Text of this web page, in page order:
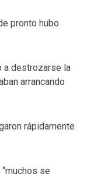
pronto hubo
a destrozarse la
arrancando
rápidamente
se